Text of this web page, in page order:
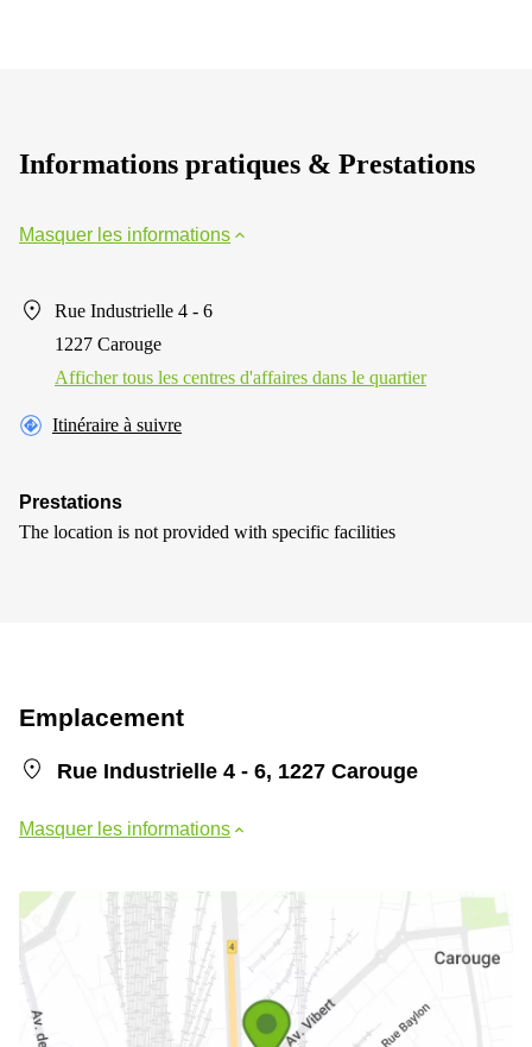
Informations pratiques & Prestations
Masquer les informations
Rue Industrielle 4 - 6
1227 Carouge
Afficher tous les centres d'affaires dans le quartier
Itinéraire à suivre
Prestations
The location is not provided with specific facilities
Emplacement
Rue Industrielle 4 - 6, 1227 Carouge
Masquer les informations